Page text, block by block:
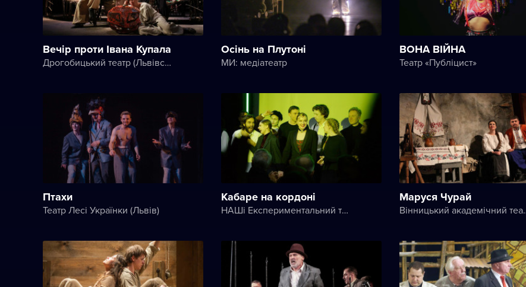
Вечір проти Івана Купала
Дрогобицький театр (Львівський академічний обласний музично-драматичний театр імені Юрія Дрогобича)
Осінь на Плутоні
МИ: медіатеатр
ВОНА ВІЙНА
Театр «Публіцист»
Птахи
Театр Лесі Українки (Львів)
Кабаре на кордоні
НАШі Експериментальний театральний клуб
Маруся Чурай
Вінницький